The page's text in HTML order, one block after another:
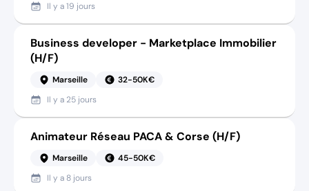
Il y a19 jours
Business developer - Marketplace Immobilier
(H/F)
Marseille
32-50K€
Il y a 25 jours
Animateur Réseau PACA & Corse (H/F)
Marseille
45-50K€
Il y a 8 jours